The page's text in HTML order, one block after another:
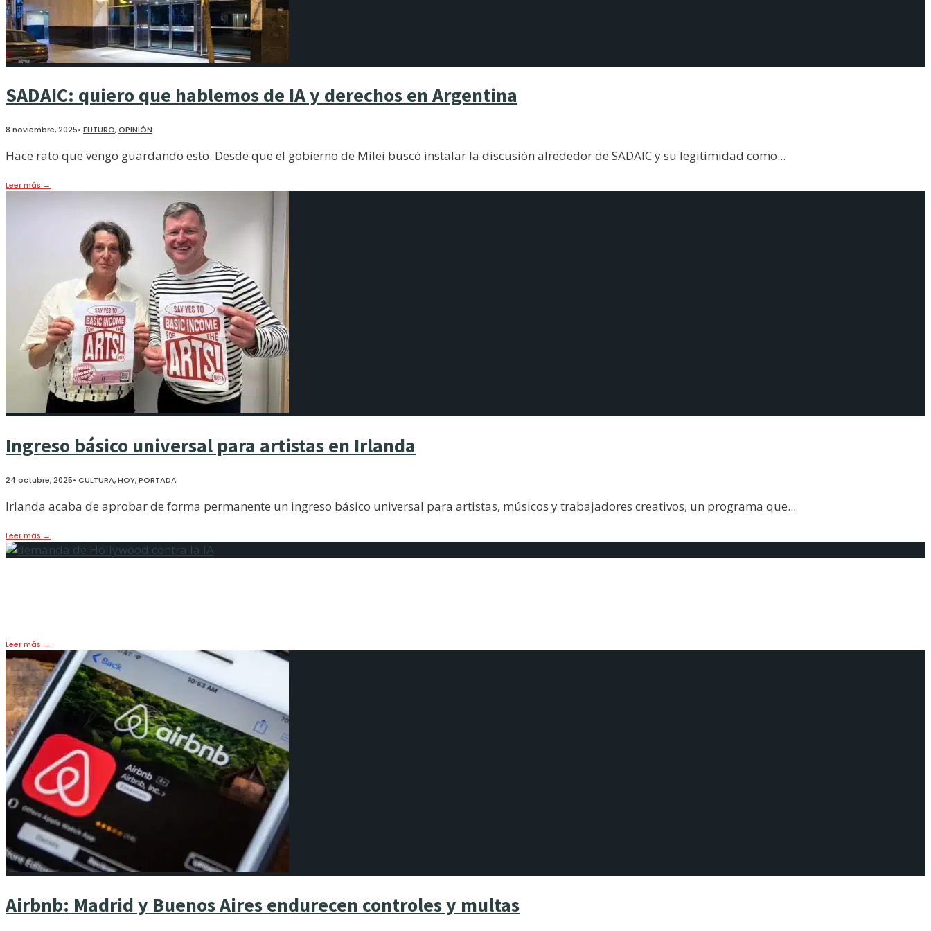
SADAIC: quiero que hablemos de IA y derechos en Argentina
8 noviembre, 2025• FUTURO,OPINIÓN
Hace rato que vengo guardando esto. Desde que el gobierno de Milei buscó instalar la discusión alrededor de SADAIC y su legitimidad como...
Leer más →
Ingreso básico universal para artistas en Irlanda
24 octubre, 2025• CULTURA,HOY,PORTADA
Irlanda acaba de aprobar de forma permanente un ingreso básico universal para artistas, músicos y trabajadores creativos, un programa que...
Leer más →
Leer más →
Airbnb: Madrid y Buenos Aires endurecen controles y multas